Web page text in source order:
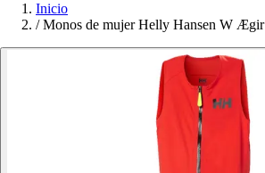
Inicio
/ Monos de mujer Helly Hansen W Ægir